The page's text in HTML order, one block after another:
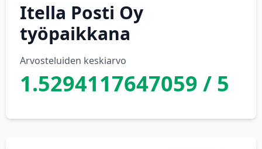
Itella Posti Oy
työpaikkana
Arvosteluiden keskiarvo
1.5294117647059 / 5